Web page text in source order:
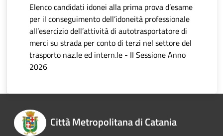
Elenco candidati idonei alla prima prova d’esame
per il conseguimento dell’idoneità professionale
all’esercizio dell’attività di autotrasportatore di
merci su strada per conto di terzi nel settore del
trasporto naz.le ed intern.le - II Sessione Anno
2026
Città Metropolitana di Catania